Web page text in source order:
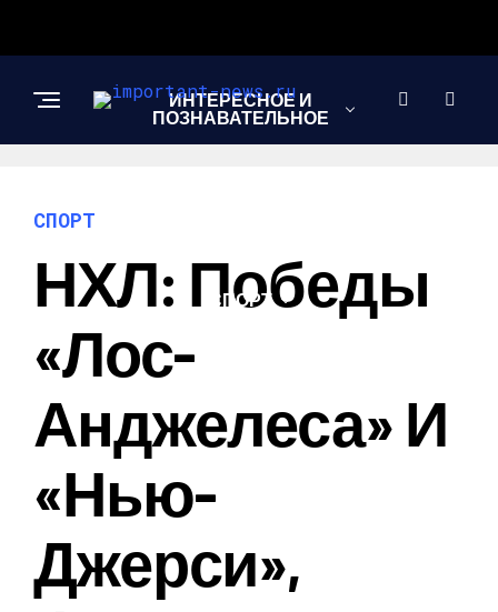
ИНТЕРЕСНОЕ И
ПОЗНАВАТЕЛЬНОЕ
СПОРТ
СПОРТ
НХЛ: Победы
«Лос-
Анджелеса» И
«Нью-
Джерси»,